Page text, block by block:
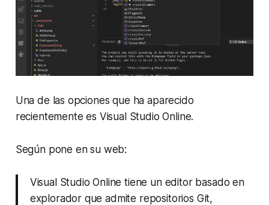
Una de las opciones que ha aparecido
recientemente es Visual Studio Online.
Según pone en su web:
Visual Studio Online tiene un editor basado en
explorador que admite repositorios Git,